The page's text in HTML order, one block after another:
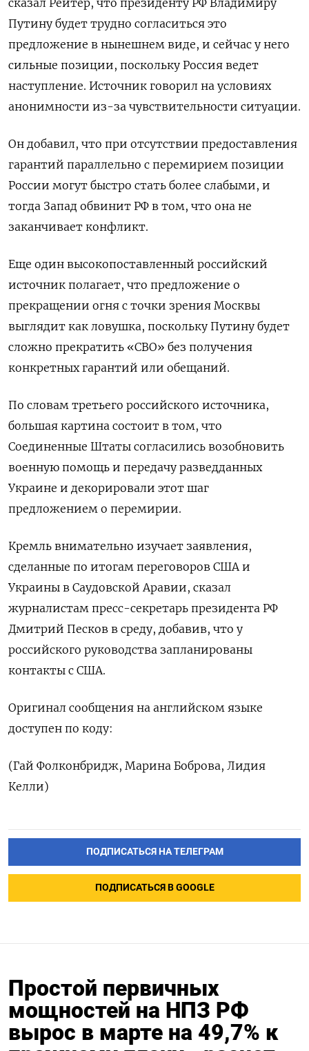
сказал Рейтер, что президенту РФ Владимиру
Путину будет трудно согласиться это
предложение в нынешнем виде, и сейчас у него
сильные позиции, поскольку Россия ведет
наступление. Источник говорил на условиях
анонимности из-за чувствительности ситуации.
Он добавил, что при отсутствии предоставления
гарантий параллельно с перемирием позиции
России могут быстро стать более слабыми, и
тогда Запад обвинит РФ в том, что она не
заканчивает конфликт.
Еще один высокопоставленный российский
источник полагает, что предложение о
прекращении огня с точки зрения Москвы
выглядит как ловушка, поскольку Путину будет
сложно прекратить «СВО» без получения
конкретных гарантий или обещаний.
По словам третьего российского источника,
большая картина состоит в том, что
Соединенные Штаты согласились возобновить
военную помощь и передачу разведданных
Украине и декорировали этот шаг
предложением о перемирии.
Кремль внимательно изучает заявления,
сделанные по итогам переговоров США и
Украины в Саудовской Аравии, сказал
журналистам пресс-секретарь президента РФ
Дмитрий Песков в среду, добавив, что у
российского руководства запланированы
контакты с США.
Оригинал сообщения на английском языке
доступен по коду:
(Гай Фолконбридж, Марина Боброва, Лидия
Келли)
ПОДПИСАТЬСЯ НА ТЕЛЕГРАМ
ПОДПИСАТЬСЯ В GOOGLE
Простой первичных
мощностей на НПЗ РФ
вырос в марте на 49,7% к